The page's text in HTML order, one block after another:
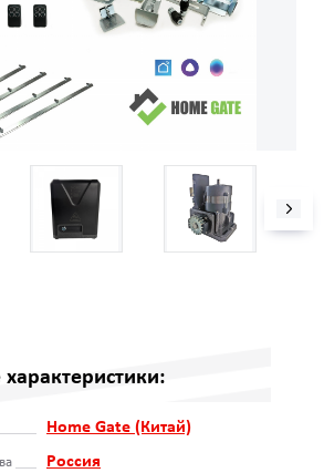
характеристики:
Home Gate (Китай)
Россия